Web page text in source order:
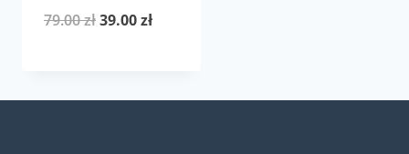
79.00złPierwotna
79.00 zł.
39.00złAktualna
39.00 zł.